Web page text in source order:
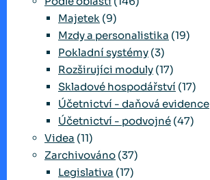
Majetek (9)
Mzdy a personalistika (19)
Pokladní systémy (3)
Rozširujíci moduly (17)
Skladové hospodářství (17)
Účetnictví - daňová evidence
Účetnictví - podvojné (47)
Videa (11)
Zarchivováno (37)
Legislativa (17)